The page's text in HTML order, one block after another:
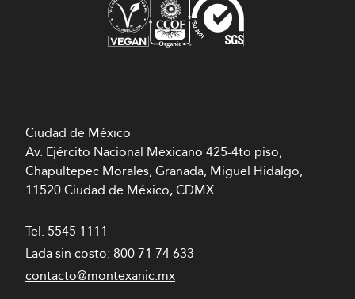
Ciudad de México
Av. Ejército Nacional Mexicano 425-4to piso,
Chapultepec Morales, Granada, Miguel Hidalgo,
11520 Ciudad de México, CDMX
Tel. 5545 1111
Lada sin costo: 800 71 74 633
contacto@montexanic.mx